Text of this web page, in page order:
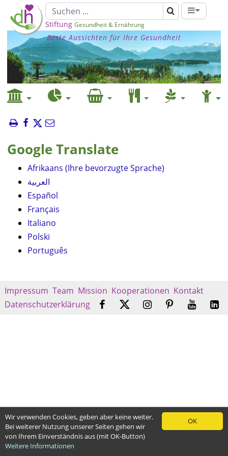
Stiftung Gesundheit & Ernährung
Beste Aussichten für Ihre Gesundheit
Google Translate
Afrikaans (Ihre bevorzugte Sprache)
العربية
Español
Français
Italiano
Polski
Português
Impressum Team Mission Kooperationen Kontakt
Datenschutzerklärung
OK
Wir verwenden Cookies, geben aber keine weiter.
Bei weiterer Nutzung unserer Seiten gehen wir
von Ihrem Einverständnis aus (mit OK-Button)
Weitere Informationen